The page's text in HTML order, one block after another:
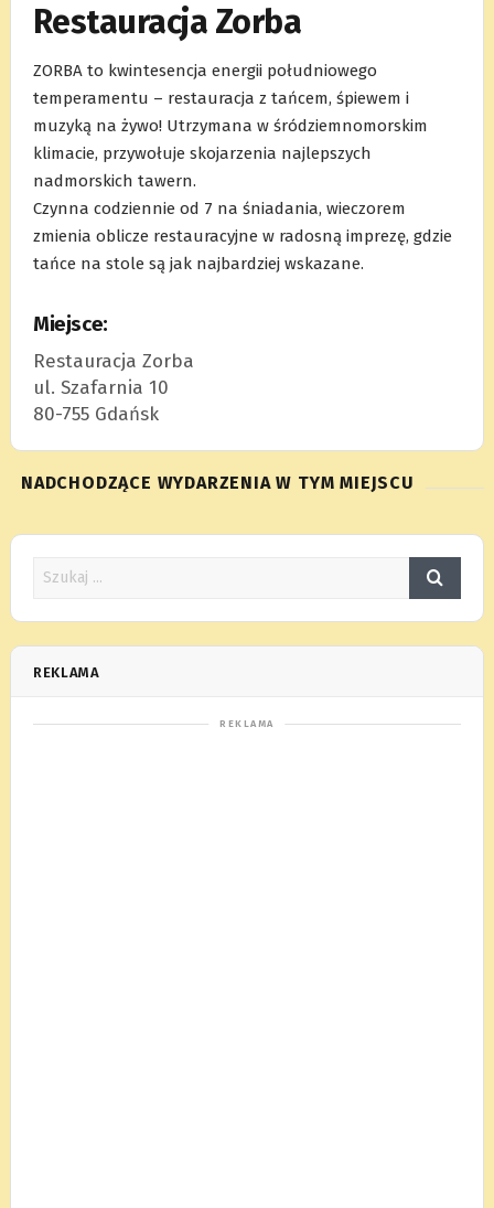
Restauracja Zorba
ZORBA to kwintesencja energii południowego
temperamentu – restauracja z tańcem, śpiewem i
muzyką na żywo! Utrzymana w śródziemnomorskim
klimacie, przywołuje skojarzenia najlepszych
nadmorskich tawern.
Czynna codziennie od 7 na śniadania, wieczorem
zmienia oblicze restauracyjne w radosną imprezę, gdzie
tańce na stole są jak najbardziej wskazane.
Miejsce:
Restauracja Zorba
ul. Szafarnia 10
80-755 Gdańsk
NADCHODZĄCE WYDARZENIA W TYM MIEJSCU
REKLAMA